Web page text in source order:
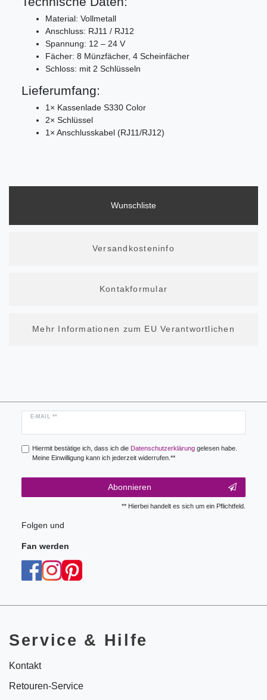
Material: Vollmetall
Anschluss: RJ11 / RJ12
Spannung: 12 – 24 V
Fächer: 8 Münzfächer, 4 Scheinfächer
Schloss: mit 2 Schlüsseln
Lieferumfang:
1× Kassenlade S330 Color
2× Schlüssel
1× Anschlusskabel (RJ11/RJ12)
Wunschliste
Versandkosteninfo
Kontakformular
Mehr Informationen zum EU Verantwortlichen
E-MAIL **
Newsletter
Hiermit bestätige ich, dass ich die Daten­schutz­erklärunggelesen habe.
Meine Einwilligung kann ich jederzeit widerrufen.**
Abonnieren
** Hierbei handelt es sich um ein Pflichtfeld.
Folgen und
Fan werden
Service & Hilfe
Kontakt
Retouren-Service